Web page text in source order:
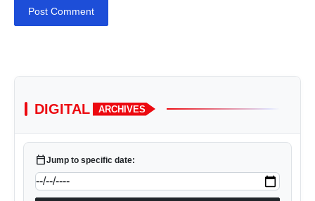
Post Comment
DIGITAL ARCHIVES
calendar_todayJump to specific date: